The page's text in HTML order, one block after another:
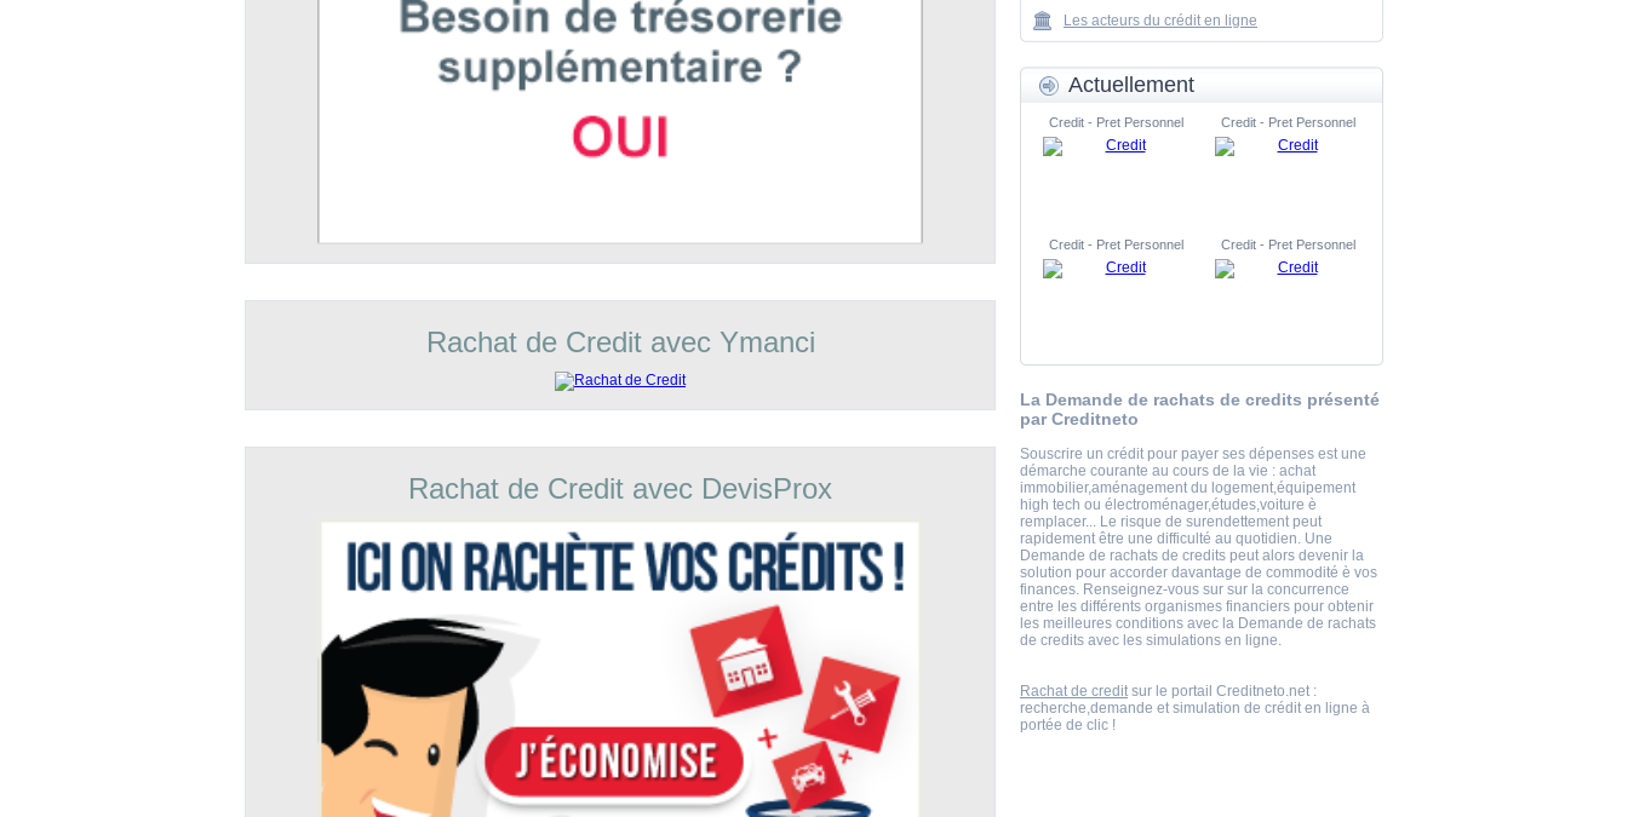
Rachat de Credit avec Ymanci
Rachat de Credit avec DevisProx
Les acteurs du crédit en ligne
Actuellement
Credit - Pret Personnel Credit - Pret Personnel
Credit - Pret Personnel Credit - Pret Personnel
La Demande de rachats de credits présenté
par Creditneto
Souscrire un crédit pour payer ses dépenses est une
démarche courante au cours de la vie : achat
immobilier,aménagement du logement,équipement
high tech ou électroménager,études,voiture è
remplacer... Le risque de surendettement peut
rapidement être une difficulté au quotidien. Une
Demande de rachats de credits peut alors devenir la
solution pour accorder davantage de commodité è vos
finances. Renseignez-vous sur sur la concurrence
entre les différents organismes financiers pour obtenir
les meilleures conditions avec la Demande de rachats
de credits avec les simulations en ligne.
Rachat de creditsur le portail Creditneto.net :
recherche,demande et simulation de crédit en ligne à
portée de clic !